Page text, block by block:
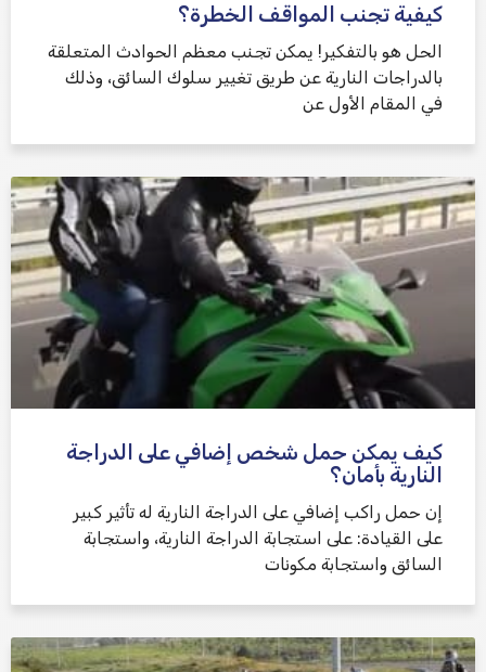
كيفية تجنب المواقف الخطرة؟
الحل هو بالتفكير! يمكن تجنب معظم الحوادث المتعلقة
بالدراجات النارية عن طريق تغيير سلوك السائق، وذلك
في المقام الأول عن
كيف يمكن حمل شخص إضافي على الدراجة
النارية بأمان؟
إن حمل راكب إضافي على الدراجة النارية له تأثير كبير
على القيادة: على استجابة الدراجة النارية، واستجابة
السائق واستجابة مكونات